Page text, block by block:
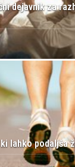
dejavnik za
lahko podaljša